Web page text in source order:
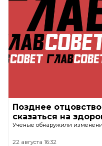
Позднее
сказаться на
Ученые обнаружили
22 августа 16:32